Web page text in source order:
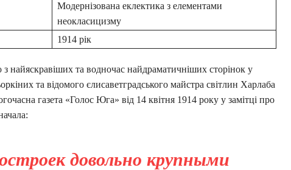
Модернізована еклектика з елементами
неокласицизму
1914 рік
найяскравіших та водночас найдраматичніших сторінок у
та відомого єлисаветградського майстра світлин Харлаба
газета «Голос Юга» від 14 квітня 1914 року у замітці про
довольно крупными